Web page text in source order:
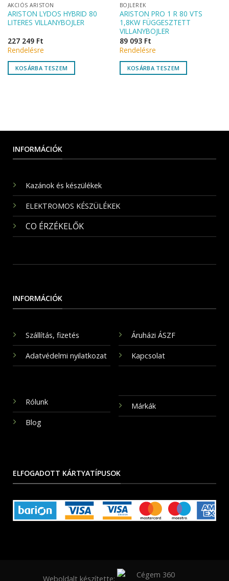
AKCIÓS ARISTON
ARISTON LYDOS HYBRID 80
LITERES VILLANYBOJLER
227 249 Ft
Rendelésre
KOSÁRBA TESZEM
BOJLEREK
ARISTON PRO 1 R 80 VTS
1,8KW FÜGGESZTETT
VILLANYBOJLER
89 093 Ft
Rendelésre
KOSÁRBA TESZEM
INFORMÁCIÓK
Kazánok és készülékek
ELEKTROMOS KÉSZÜLÉKEK
CO ÉRZÉKELŐK
INFORMÁCIÓK
Szállítás, fizetés
Adatvédelmi nyilatkozat
Áruházi ÁSZF
Kapcsolat
Rólunk
Blog
Márkák
ELFOGADOTT KÁRTYATÍPUSOK
Weboldalt készítette: